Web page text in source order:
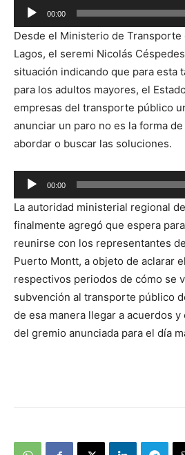
Reproductor
de
audio
00:00
Desde el Ministerio de Transporte
Lagos, el seremi Nicolás
situación indicando que para esta
para los adultos mayores, el
empresas del transporte público
anunciar un paro no es la forma
abordar o buscar las soluciones.
Reproductor
de
audio
00:00
La autoridad ministerial regional
finalmente agregó que espera
reunirse con los representantes
Puerto Montt, a objeto de aclarar
respectivos periodos de cómo se
subvención al transporte público
de esa manera llegar a acuerdos
del gremio anunciada para el día